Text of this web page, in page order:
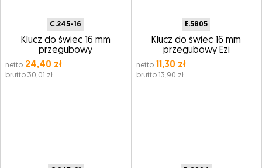
C.245-16
Klucz do świec 16 mm
przegubowy
netto 24,40 zł
brutto 30,01 zł
E.5805
Klucz do świec 16 mm
przegubowy Ezi
netto11,30 zł
brutto 13,90 zł